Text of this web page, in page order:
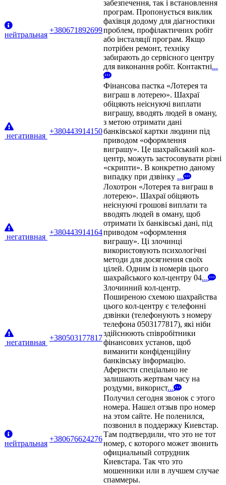
нейтральная
+380671892699
забезпечення, так і встановлення
програм. Пропонується виклик
фахівця додому для діагностики
проблем, профілактичних робіт
або інсталяції програм. Якщо
потрібен ремонт, техніку
забирають до сервісного центру
для виконання робіт. Контактні...
негативная
+380443914150
Фінансова пастка «Лотерея та
виграш в лотерею». Шахраї
обіцяють неіснуючі виплати
виграшу, вводять людей в оману,
з метою отримати дані
банківської картки людини під
приводом «оформлення
виграшу». Це шахрайський кол-
центр, можуть застосовувати різні
«скрипти». В конкретно даному
випадку при дзвінку ...
негативная
+380443914164
Лохотрон «Лотерея та виграш в
лотерею». Шахраї обіцяють
неіснуючі грошові виплати та
вводять людей в оману, щоб
отримати їх банківські дані, під
приводом «оформлення
виграшу». Ці злочинці
використовують психологічні
методи для досягнення своїх
цілей. Одним із номерів цього
шахрайського кол-центру 04...
негативная
+380503177817
Злочинний кол-центр.
Поширеною схемою шахрайства
цього кол-центру є телефонні
дзвінки (телефонують з номеру
телефона 0503177817), які ніби
здійснюють співробітники
фінансових установ, щоб
виманити конфіденційну
банківську інформацію.
Аферисти спеціально не
залишають жертвам часу на
роздуми, використ...
нейтральная
+380676624276
Получил сегодня звонок с этого
номера. Нашел отзыв про номер
на этом сайте. Не поленился,
позвонил в поддержку Киевстар.
Там подтвердили, что это не тот
номер, с которого может звонить
официальный сотрудник
Киевстара. Так что это
мошенники или в лучшем случае
спаммеры.